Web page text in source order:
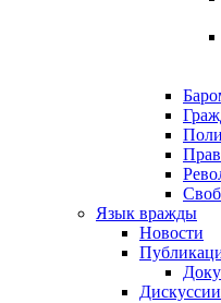
Язык вражды
Новости
Дискуссии